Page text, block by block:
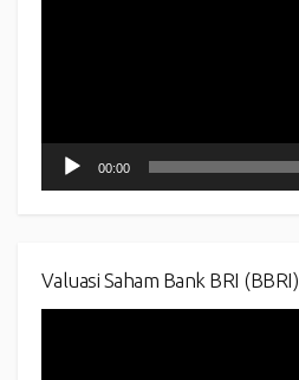
00:00
Valuasi Saham Bank BRI (BBRI)